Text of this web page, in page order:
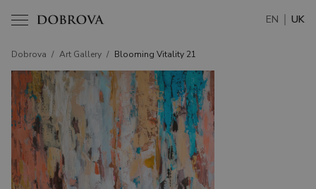
EN UK
Dobrova / Art Gallery / Blooming Vitality 21